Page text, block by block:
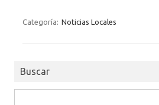
e
o
se it ail
Categoría: Noticias Locales
Buscar